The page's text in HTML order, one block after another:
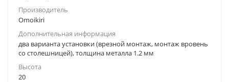
Производитель
Omoikiri
Дополнительная информация
два варианта установки (врезной монтаж, монтаж вровень
со столешницей), толщина металла 1.2 мм
Высота
20